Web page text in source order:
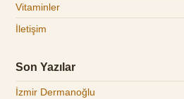
Vitaminler
İletişim
Son Yazılar
İzmir Dermanoğlu